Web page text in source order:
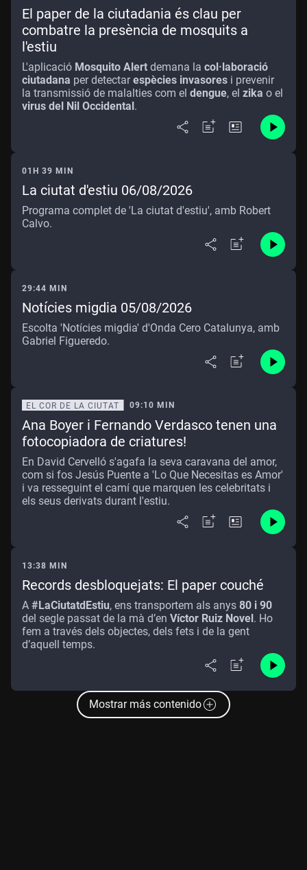
El paper de la ciutadania és clau per
combatre la presència de mosquits a
l'estiu
L'aplicació Mosquito Alert demana la col·laboració
ciutadana per detectarespècies invasores i prevenir
la transmissió de malalties com el dengue, el zika o el
virus del Nil Occidental.
01H 39 MIN
La ciutat d'estiu 06/08/2026
Programa complet de 'La ciutat d'estiu', amb Robert
Calvo.
29:44 MIN
Notícies migdia 05/08/2026
Escolta 'Notícies migdia' d'Onda Cero Catalunya, amb
Gabriel Figueredo.
EL COR DE LA CIUTAT 09:10 MIN
Ana Boyer i Fernando Verdasco tenen una
fotocopiadora de criatures!
En David Cervelló s'agafa la seva caravana del amor,
com si fos Jesús Puente a 'Lo Que Necesitas es Amor'
i va resseguint el camí que marquen les celebritats i
els seus derivats durant l'estiu.
13:38 MIN
Records desbloquejats: El paper couché
A #LaCiutatdEstiu, ens transportem als anys 80 i 90
del segle passat de la mà d’en Víctor Ruiz Novel. Ho
fem a través dels objectes, dels fets i de la gent
d’aquell temps.
Mostrar más contenido